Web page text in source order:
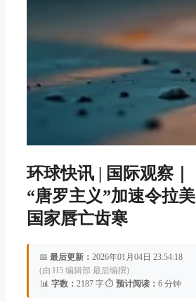
环球快讯 | 国际观察｜
“唐罗主义”加速令拉美
国家唇亡齿寒
📅 最后更新： 2026年01月04日 23:54:18
(由 H5 编辑部 最后编撰)
📊 字数： 2187 字⏱️ 预计阅读： 6 分钟